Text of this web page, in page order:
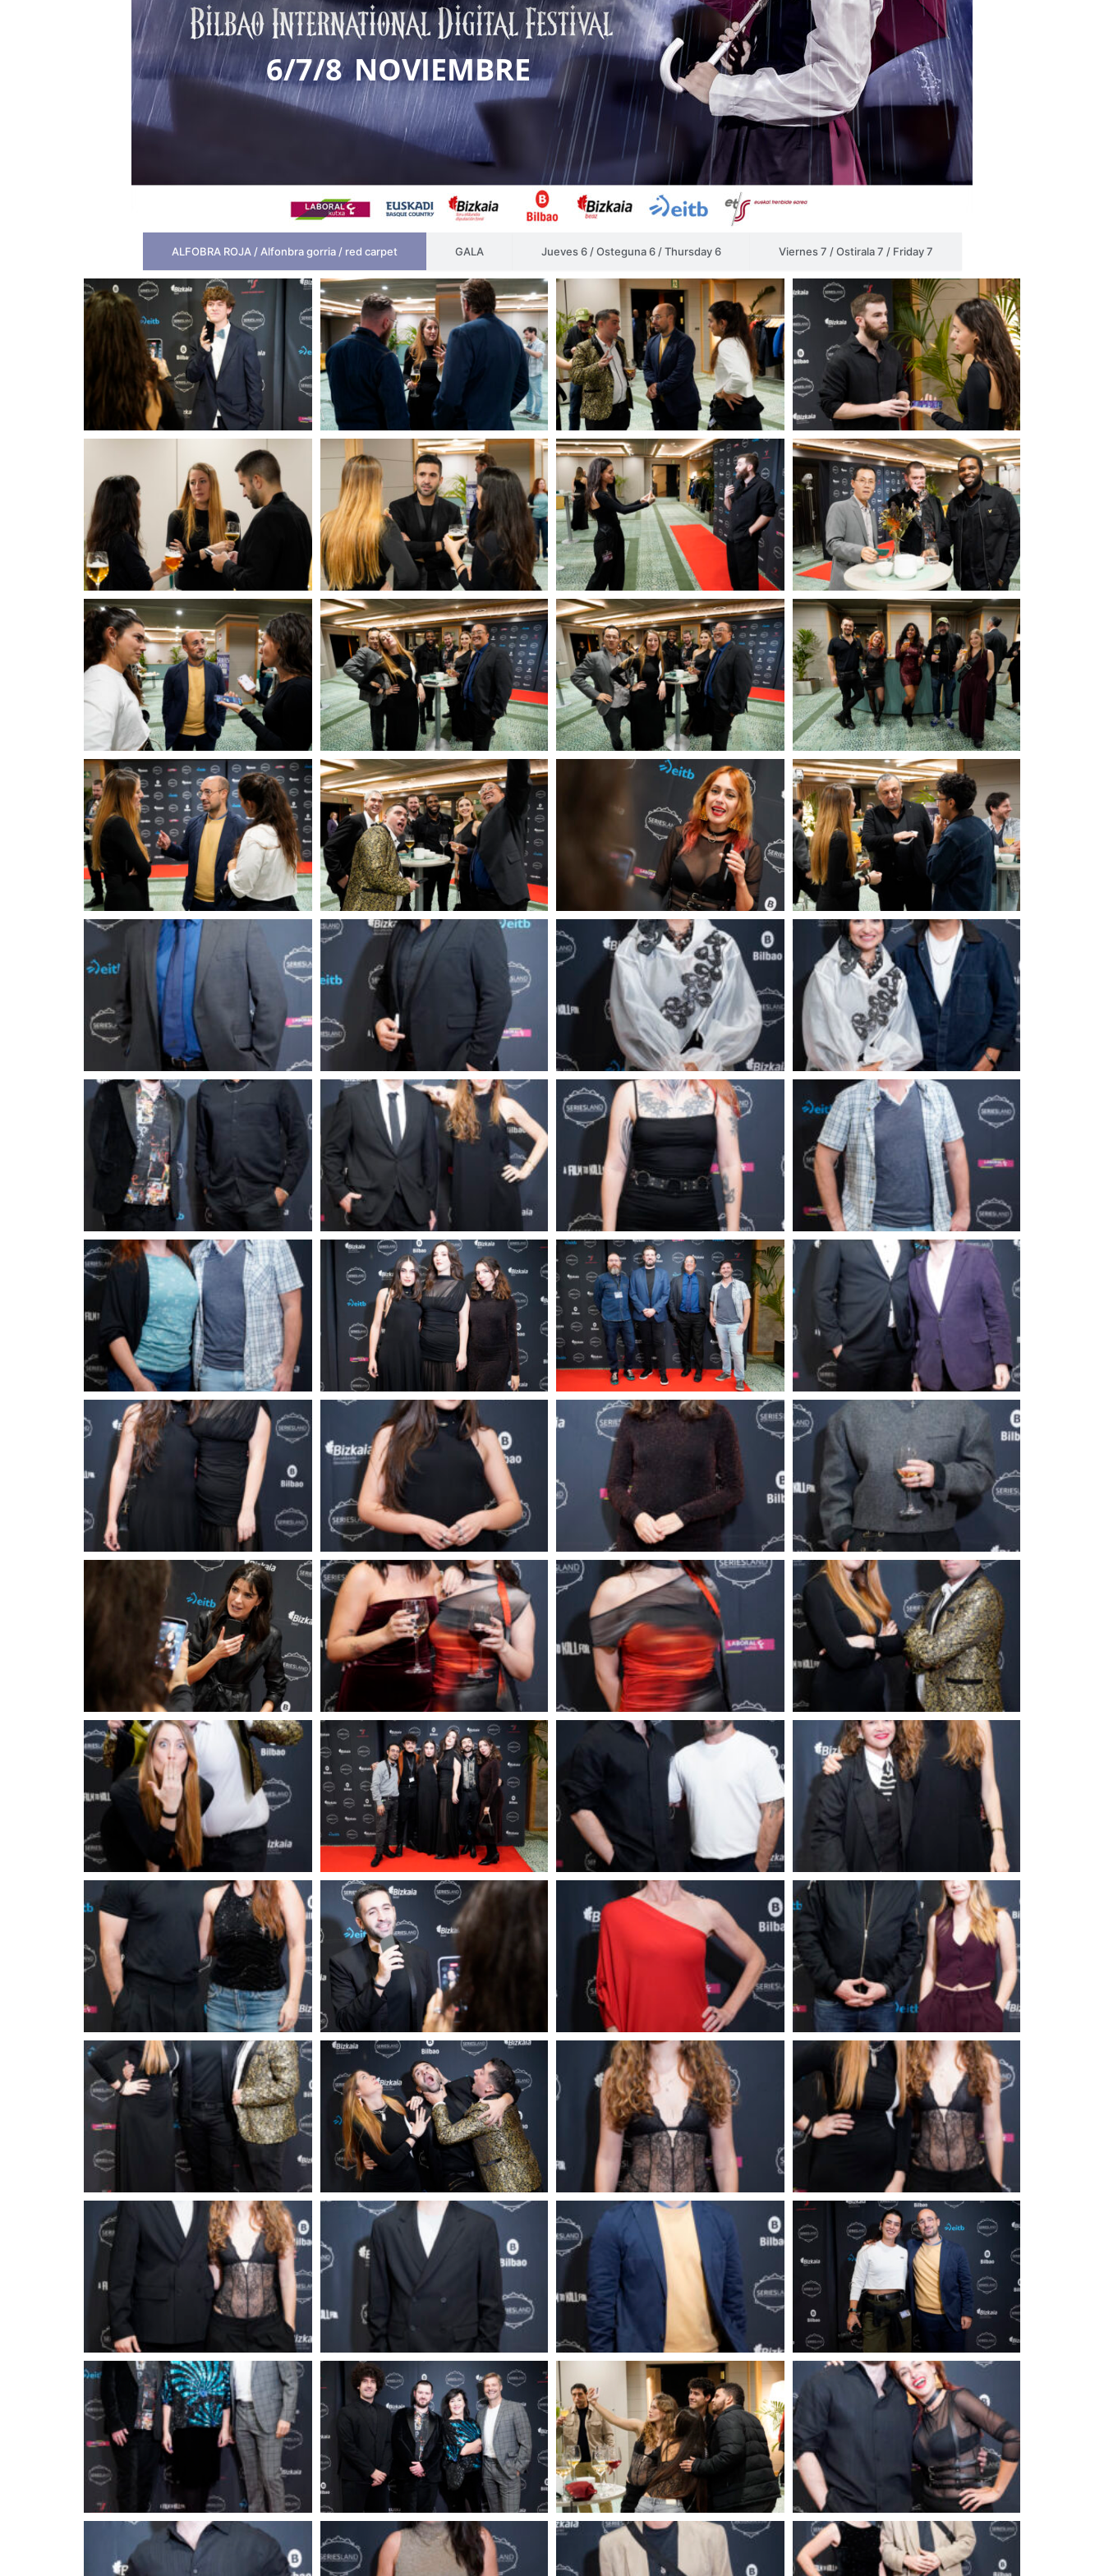
ALFOBRA ROJA / Alfonbra gorria / red carpet GALA Jueves 6 / Osteguna 6 / Thursday 6 Viernes 7 / Ostirala 7 / Friday 7
6/7/8 NOVIEMBRE